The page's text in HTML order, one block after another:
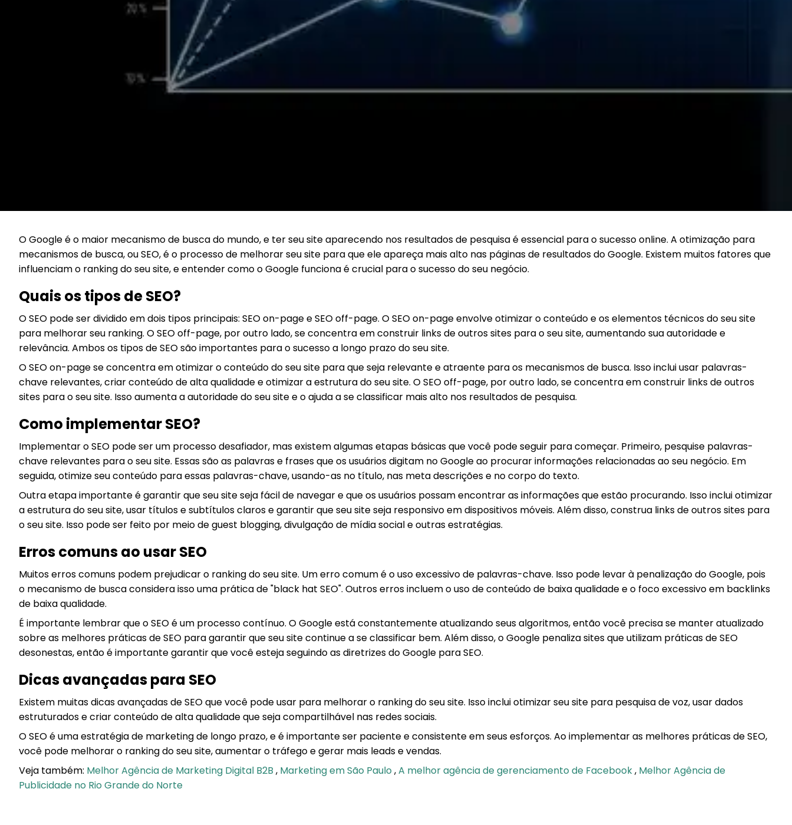
O Google é o maior mecanismo de busca do mundo, e ter seu site aparecendo nos resultados de pesquisa é essencial para o sucesso online. A otimização para
mecanismos de busca, ou SEO, é o processo de melhorar seu site para que ele apareça mais alto nas páginas de resultados do Google. Existem muitos fatores que
influenciam o ranking do seu site, e entender como o Google funciona é crucial para o sucesso do seu negócio.
Quais os tipos de SEO?
O SEO pode ser dividido em dois tipos principais: SEO on-page e SEO off-page. O SEO on-page envolve otimizar o conteúdo e os elementos técnicos do seu site
para melhorar seu ranking. O SEO off-page, por outro lado, se concentra em construir links de outros sites para o seu site, aumentando sua autoridade e
relevância. Ambos os tipos de SEO são importantes para o sucesso a longo prazo do seu site.
O SEO on-page se concentra em otimizar o conteúdo do seu site para que seja relevante e atraente para os mecanismos de busca. Isso inclui usar palavras-
chave relevantes, criar conteúdo de alta qualidade e otimizar a estrutura do seu site. O SEO off-page, por outro lado, se concentra em construir links de outros
sites para o seu site. Isso aumenta a autoridade do seu site e o ajuda a se classificar mais alto nos resultados de pesquisa.
Como implementar SEO?
Implementar o SEO pode ser um processo desafiador, mas existem algumas etapas básicas que você pode seguir para começar. Primeiro, pesquise palavras-
chave relevantes para o seu site. Essas são as palavras e frases que os usuários digitam no Google ao procurar informações relacionadas ao seu negócio. Em
seguida, otimize seu conteúdo para essas palavras-chave, usando-as no título, nas meta descrições e no corpo do texto.
Outra etapa importante é garantir que seu site seja fácil de navegar e que os usuários possam encontrar as informações que estão procurando. Isso inclui otimizar
a estrutura do seu site, usar títulos e subtítulos claros e garantir que seu site seja responsivo em dispositivos móveis. Além disso, construa links de outros sites para
o seu site. Isso pode ser feito por meio de guest blogging, divulgação de mídia social e outras estratégias.
Erros comuns ao usar SEO
Muitos erros comuns podem prejudicar o ranking do seu site. Um erro comum é o uso excessivo de palavras-chave. Isso pode levar à penalização do Google, pois
o mecanismo de busca considera isso uma prática de "black hat SEO". Outros erros incluem o uso de conteúdo de baixa qualidade e o foco excessivo em backlinks
de baixa qualidade.
É importante lembrar que o SEO é um processo contínuo. O Google está constantemente atualizando seus algoritmos, então você precisa se manter atualizado
sobre as melhores práticas de SEO para garantir que seu site continue a se classificar bem. Além disso, o Google penaliza sites que utilizam práticas de SEO
desonestas, então é importante garantir que você esteja seguindo as diretrizes do Google para SEO.
Dicas avançadas para SEO
Existem muitas dicas avançadas de SEO que você pode usar para melhorar o ranking do seu site. Isso inclui otimizar seu site para pesquisa de voz, usar dados
estruturados e criar conteúdo de alta qualidade que seja compartilhável nas redes sociais.
O SEO é uma estratégia de marketing de longo prazo, e é importante ser paciente e consistente em seus esforços. Ao implementar as melhores práticas de SEO,
você pode melhorar o ranking do seu site, aumentar o tráfego e gerar mais leads e vendas.
Veja também: Melhor Agência de Marketing Digital B2B , Marketing em São Paulo,A melhor agência de gerenciamento de Facebook, Melhor Agência de
Publicidade no Rio Grande do Norte